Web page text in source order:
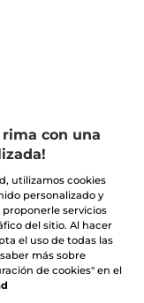
de
con una
utilizamos cookies
personalizado y
servicios
del sitio. Al hacer
el uso de todas las
más sobre
de cookies" en el